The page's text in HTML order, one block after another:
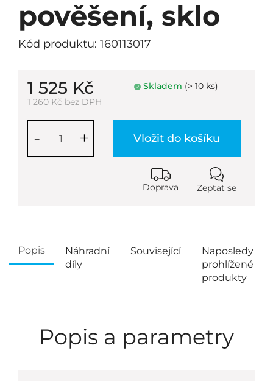
pověšení, sklo
Kód produktu: 160113017
1 525 Kč
1 260 Kč bez DPH
Skladem (> 10 ks)
+
- Vložit do košíku
Doprava Zeptat se
Popis
Náhradní
díly
Související
Naposledy
prohlížené
produkty
Popis a parametry